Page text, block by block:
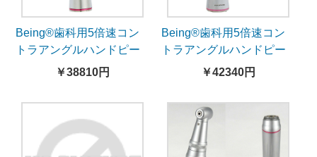
Being®歯科用5倍速コン
トラアングルハンドピー
スRose203Z15-Z15-増速
￥38810円
Being®歯科用5倍速コン
トラアングルハンドピー
スRose203Z15-Z15B-照
￥42340円